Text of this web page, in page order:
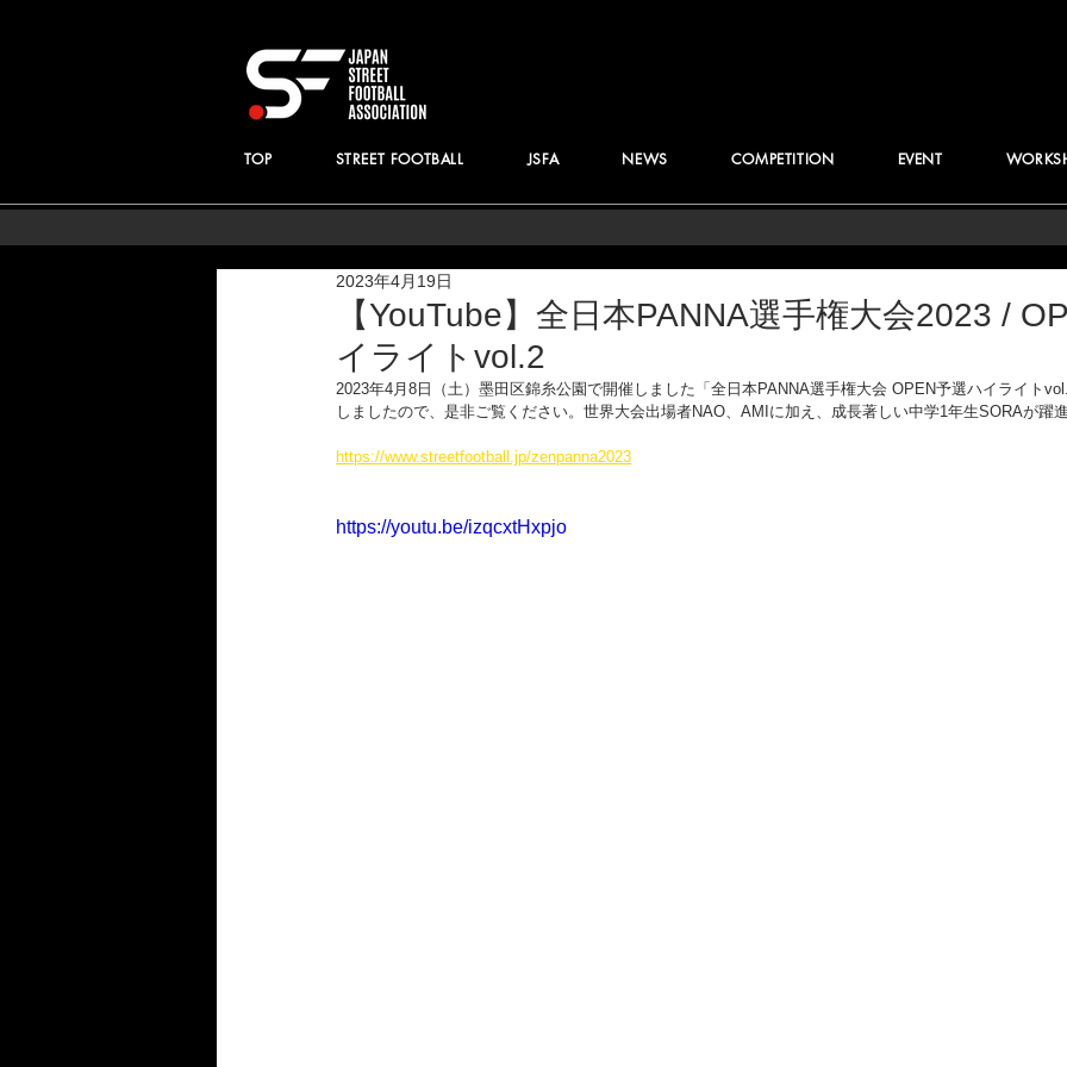
TOP STREET FOOTBALL JSFA NEWS COMPETITION EVENT
【YouTube】全日本PANNA選手権大会2023 /
イライトvol.2
2023年4月19日
2023年4月8日（土）墨田区錦糸公園で開催しました「全日本PANNA選手権大会 OPEN予選ハイライト
しましたので、是非ご覧ください。世界大会出場者NAO、AMIに加え、成長著しい中学1年生SORAが躍
https://www.streetfootball.jp/zenpanna2023
https://youtu.be/izqcxtHxpjo